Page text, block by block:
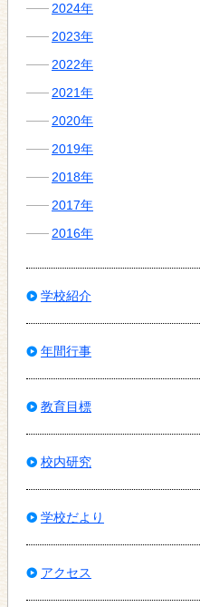
2024年
2023年
2022年
2021年
2020年
2019年
2018年
2017年
2016年
学校紹介
年間行事
教育目標
校内研究
学校だより
アクセス